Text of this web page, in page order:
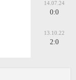
14.07.24
0:0
13.10.22
2:0